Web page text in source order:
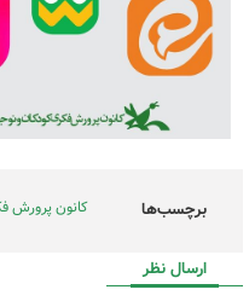
برچسب‌ها کانون پرورش
ارسال نظر